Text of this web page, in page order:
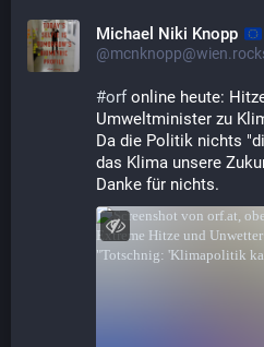
Michael Niki Knopp
#orf online heute:
Umweltminister zu
Da die Politik nichts
das Klima unsere
Danke für nichts.